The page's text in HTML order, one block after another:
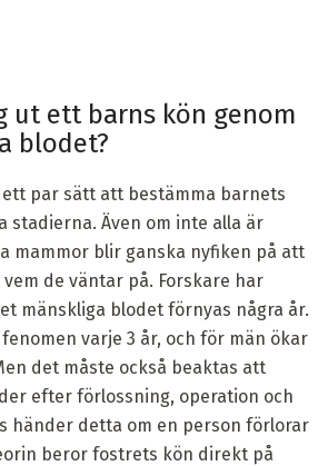
ut ett barns kön genom
blodet?
par sätt att bestämma barnets
stadierna. Även om inte alla är
mammor blir ganska nyfiken på att
de väntar på. Forskare har
mänskliga blodet förnyas några år.
varje 3 år, och för män ökar
det måste också beaktas att
efter förlossning, operation och
händer detta om en person förlorar
beror fostrets kön direkt på